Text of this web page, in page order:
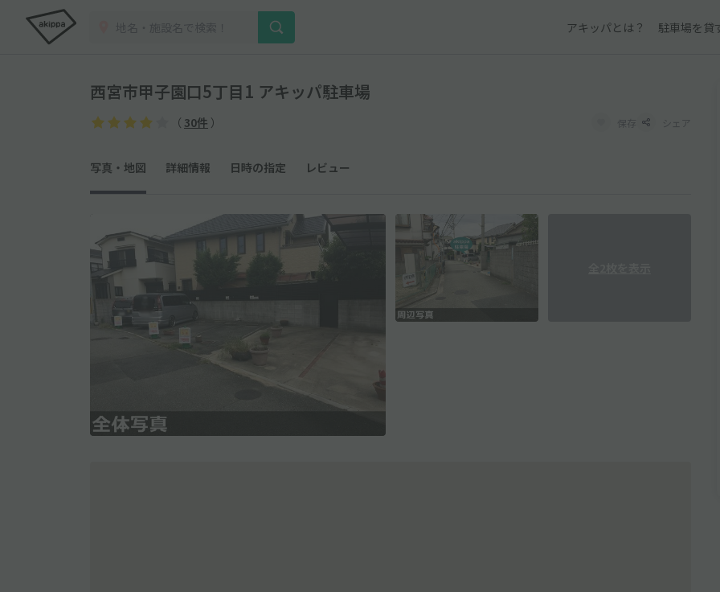
アキッパとは？ 駐車場を貸
西宮市甲子園口5丁目1 アキッパ駐車場
（ 30件 ） 保存 シェア
写真・地図 詳細情報 日時の指定 レビュー